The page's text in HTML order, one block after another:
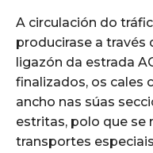
A circulación do
producirase a través
ligazón da estrada
finalizados, os cales
ancho nas súas
estritas, polo que se
transportes